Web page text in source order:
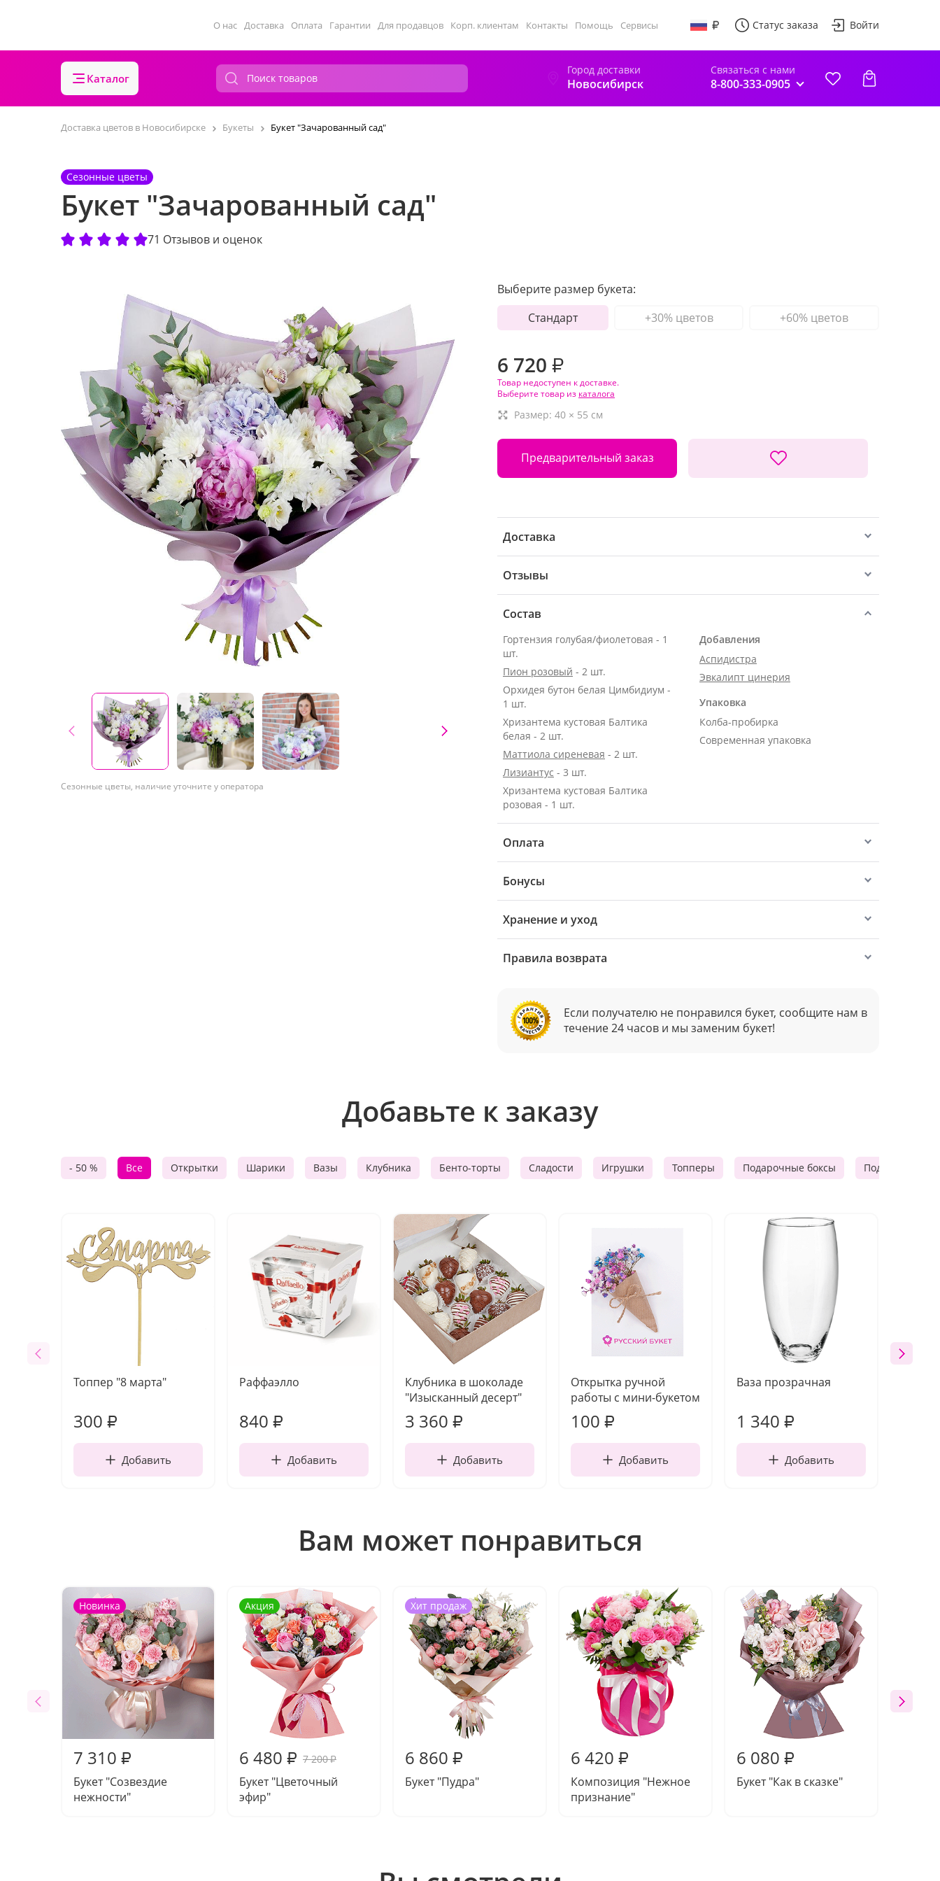
О нас Доставка Оплата Гарантии Для продавцов Корп. клиентам Контакты Помощь Сервисы Статус заказа Войти
Каталог
Город доставки
Новосибирск
Связаться с нами
8-800-333-0905
Доставка цветов в Новосибирске Букеты Букет "Зачарованный сад"
Сезонные цветы
Букет "Зачарованный сад"
71 Отзывов и оценок
Сезонные цветы, наличие уточните у оператора
Выберите размер букета:
Стандарт
+30% цветов +60% цветов
6 720 ₽
Товар недоступен к доставке.
Выберите товар из каталога
Размер: 40 × 55 см
Предварительный заказ
Доставка
Отзывы
Состав
Гортензия голубая/фиолетовая - 1
шт.
Пион розовый - 2 шт.
Орхидея бутон белая Цимбидиум -
1 шт.
Хризантема кустовая Балтика
белая - 2 шт.
Маттиола сиреневая - 2 шт.
Лизиантус - 3 шт.
Хризантема кустовая Балтика
розовая - 1 шт.
Добавления
Аспидистра
Эвкалипт цинерия
Упаковка
Колба-пробирка
Современная упаковка
Оплата
Бонусы
Хранение и уход
Правила возврата
Если получателю не понравился букет, сообщите нам в
течение 24 часов и мы заменим букет!
Добавьте к заказу
- 50 % Все Открытки Шарики Вазы Клубника Бенто-торты Сладости Игрушки Топперы Подарочные боксы Подарочные
Топпер "8 марта"
300 ₽
Добавить
Раффаэлло
840 ₽
Добавить
Клубника в шоколаде
"Изысканный десерт"
3 360 ₽
Добавить
Открытка ручной
работы с мини-букетом
100 ₽
Добавить
Ваза прозрачная
1 340 ₽
Добавить
Вам может понравиться
Новинка
7 310 ₽
Букет "Созвездие
нежности"
Акция
6 480 ₽ 7 200₽
Букет "Цветочный
эфир"
Хит продаж
6 860 ₽
Букет "Пудра"
6 420 ₽
Композиция "Нежное
признание"
6 080 ₽
Букет "Как в сказке"